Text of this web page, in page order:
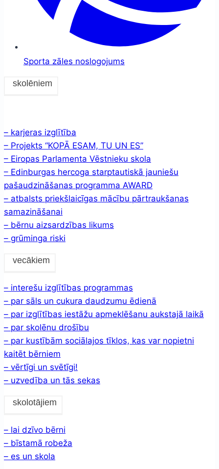
Sporta zāles noslogojums
skolēniem
– karjeras izglītība
– Projekts “KOPĀ ESAM, TU UN ES”
– Eiropas Parlamenta Vēstnieku skola
– Edinburgas hercoga starptautiskā jauniešu
pašaudzināšanas programma AWARD
– atbalsts priekšlaicīgas mācību pārtraukšanas
samazināšanai
– bērnu aizsardzības likums
– grūminga riski
vecākiem
– interešu izglītības programmas
– par sāls un cukura daudzumu ēdienā
– par izglītības iestāžu apmeklēšanu aukstajā laikā
– par skolēnu drošību
– par kustībām sociālajos tīklos, kas var nopietni
kaitēt bērniem
– vērtīgi un svētīgi!
– uzvedība un tās sekas
skolotājiem
– lai dzīvo bērni
– bīstamā robeža
– es un skola